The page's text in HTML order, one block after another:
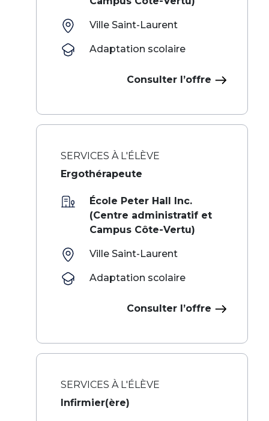
Ville Saint-Laurent
Adaptation scolaire
Consulter l’offre
SERVICES À L'ÉLÈVE
Ergothérapeute
École Peter Hall Inc.
(Centre administratif et
Campus Côte-Vertu)
Ville Saint-Laurent
Adaptation scolaire
Consulter l’offre
SERVICES À L'ÉLÈVE
Infirmier(ère)